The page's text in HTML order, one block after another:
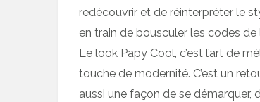
redécouvrir et de réinterpréter le
en train de bousculer les codes
Le look Papy Cool, c’est l’art de
touche de modernité. C’est un
aussi une façon de se démarquer,